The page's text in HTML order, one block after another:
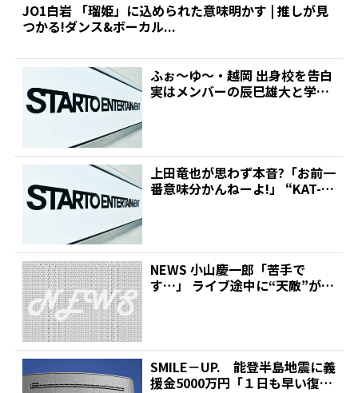
JO1白岩 「瑠姫」に込められた意味明かす | 推しが見
つかる!ダンス&ボーカル...
ふぉ～ゆ～・越岡 出身校を告白
実はメンバーの辰巳雄大と学生
上田竜也が思わず本音?「お前一
番意味分かんねーよ!」 “KAT-T
NEWS 小山慶一郎「苦手で
す…」 ライブ途中に“天敵”が目
SMILE－UP. 能登半島地震に義
援金5000万円「１日も早い復